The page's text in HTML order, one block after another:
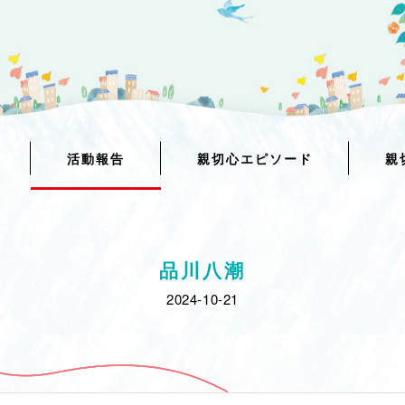
活動報告 親切心エピソード 親
品川八潮
2024-10-21